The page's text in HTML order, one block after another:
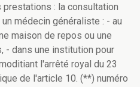
: la consultation
médecin généraliste : - au
maison de repos ou une
- dans une institution pour
l'arrêté royal du 23
de l'article 10. (**) numéro